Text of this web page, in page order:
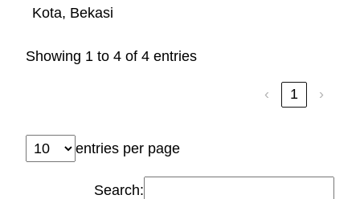
Kota, Bekasi
Showing 1 to 4 of 4 entries
‹ 1 ›
entries per page
Search: